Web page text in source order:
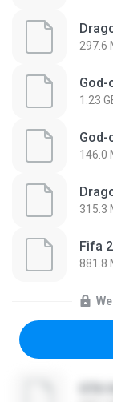
297.6
God-
1.23
God-
146.0
315.3
Fifa
881.8